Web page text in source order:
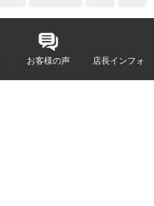
お客様の声 店長インフォ